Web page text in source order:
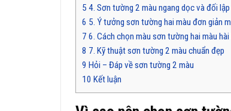
5 4. Sơn tường 2 màu ngang dọc và đối
6 5. Ý tưởng sơn tường hai màu đơn giản
7 6. Cách chọn màu sơn tường hai màu
8 7. Kỹ thuật sơn tường 2 màu chuẩn đẹp
9 Hỏi – Đáp về sơn tường 2 màu
10 Kết luận